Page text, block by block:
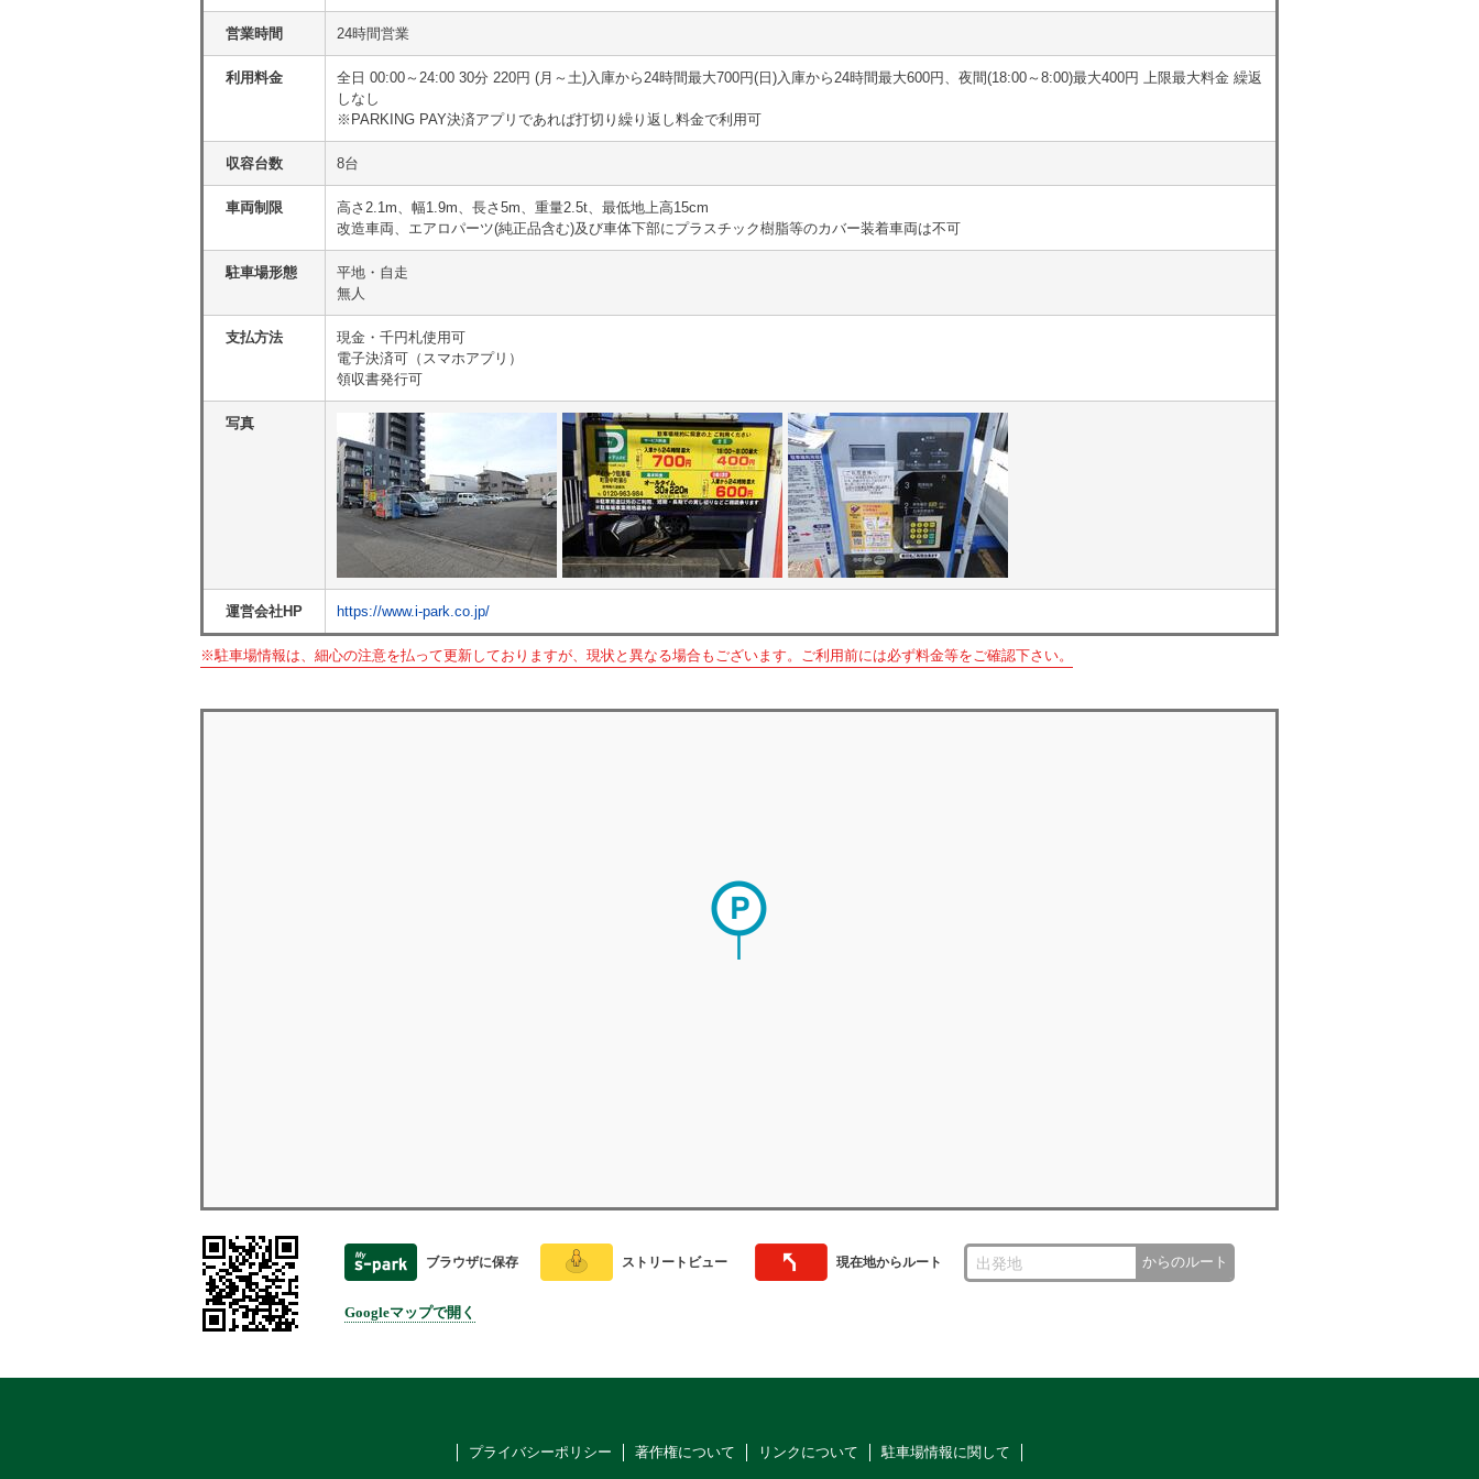
営業時間 24時間営業
利用料金
全日 00:00～24:00 30分 220円 (月～土)入庫から24時間最大700円(日)入庫から24時間最大600円、夜間(18:00～8:00)最大400円 上限最大料金 繰返
しなし
※PARKING PAY決済アプリであれば打切り繰り返し料金で利用可
収容台数 8台
車両制限
高さ2.1m、幅1.9m、長さ5m、重量2.5t、最低地上高15cm
改造車両、エアロパーツ(純正品含む)及び車体下部にプラスチック樹脂等のカバー装着車両は不可
駐車場形態
平地・自走
無人
支払方法
現金・千円札使用可
電子決済可（スマホアプリ）
領収書発行可
写真
運営会社HP https://www.i-park.co.jp/
※駐車場情報は、細心の注意を払って更新しておりますが、現状と異なる場合もございます。ご利用前には必ず料金等をご確認下さい。
ブラウザに保存 ストリートビュー 現在地からルート からのルート
Googleマップで開く
プライバシーポリシー 著作権について リンクについて 駐車場情報に関して